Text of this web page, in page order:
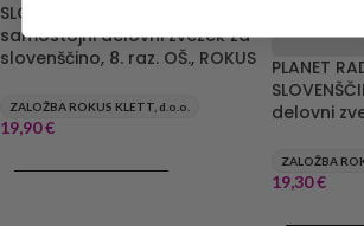
SLOVENŠČINA V OBLAKU 8,
samostojni delovni zvezek za
slovenščino, 8. raz. OŠ., ROKUS
ZALOŽBA ROKUS KLETT, d.o.o.
19,90€
PLANET
delovni
ZALOŽBA
19,30€